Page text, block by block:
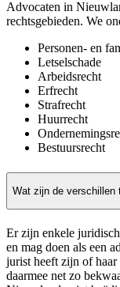
Advocaten in
rechtsgebieden. We
Personen- en
Letselschade
Arbeidsrecht
Erfrecht
Strafrecht
Huurrecht
Bestuursrecht
Wat zijn de verschillen
Er zijn enkele
en mag doen als een
jurist heeft zijn of
daarmee net zo